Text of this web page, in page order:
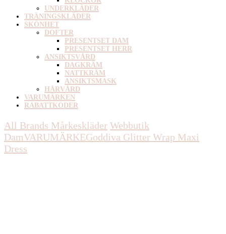
UNDERKLÄDER
TRÄNINGSKLÄDER
SKÖNHET
DOFTER
PRESENTSET DAM
PRESENTSET HERR
ANSIKTSVÅRD
DAGKRÄM
NATTKRÄM
ANSIKTSMASK
HÅRVÅRD
VARUMÄRKEN
RABATTKODER
All Brands Mårkeskläder Webbutik
DamVARUMÄRKEGoddiva Glitter Wrap Maxi
Dress